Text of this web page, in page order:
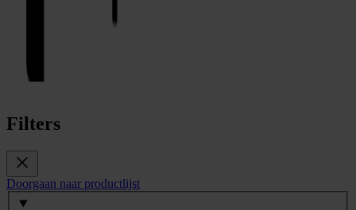
Filters
Doorgaan naar productlijst